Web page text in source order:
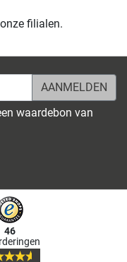
filialen.
waardebon van
46